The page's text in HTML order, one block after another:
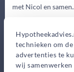
technieken om
advertenties te
wij samenwerken
met Nicol en
0,-
Advieskosten
2.325,-